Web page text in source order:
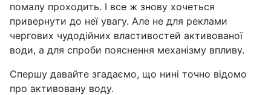
помалу проходить. І все ж знову хочеться
привернути до неї увагу. Але не для реклами
чергових чудодійних властивостей активованої
води, а для спроби пояснення механізму впливу.
Спершу давайте згадаємо, що нині точно відомо
про активовану воду.